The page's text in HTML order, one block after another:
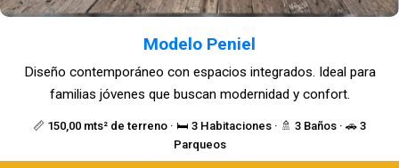
Modelo Peniel
📏 150,00 mts² de terreno · 🛏️ 3 Habitaciones · 🚿 3 Baños · 🚗 3
Parqueos
Diseño contemporáneo con espacios integrados. Ideal para
familias jóvenes que buscan modernidad y confort.